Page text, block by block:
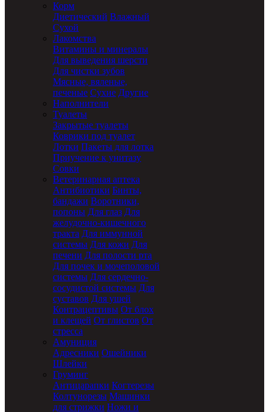
Корм
Диетический Влажный
Сухой
Лакомства
Витамины и минералы
Для выведения шерсти
Для чистки зубов
Мясные, вяленые,
печеные Сухие Другие
Наполнители
Туалеты
Закрытые туалеты
Коврики под туалет
Лотки Пакеты для лотка
Приучение к унитазу
Совки
Ветеринарная аптека
Антибиотики Бинты,
бандажи Воротники,
попоны Для глаз Для
желудочно-кишечного
тракта Для иммунной
системы Для кожи Для
печени Для полости рта
Для почек и мочеполовой
системы Для сердечно-
сосудистой системы Для
суставов Для ушей
Контрацептивы От блох
и клещей От глистов От
стресса
Амуниция
Адресники Ошейники
Шлейки
Груминг
Антицарапки Когтерезы
Колтунорезы Машинки
для стрижки Ножи и